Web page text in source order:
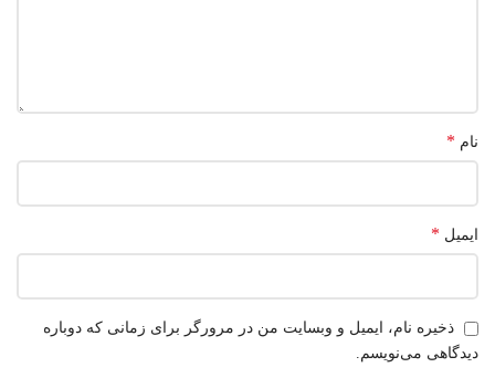
نام *
ایمیل *
ذخیره نام، ایمیل و وبسایت من در مرورگر برای زمانی که دوباره
دیدگاهی می‌نویسم.